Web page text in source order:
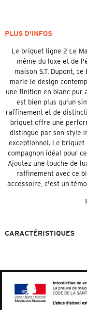
PLUS D'INFOS
Le briquet ligne 2 Le
même du luxe et de
maison S.T. Dupont,
marie le design
une finition en blanc pur
est bien plus qu'un
raffinement et de
briquet offre une
distingue par son style
exceptionnel. Le briquet
compagnon idéal pour
Ajoutez une touche de
raffinement avec ce
accessoire, c'est un
CARACTÉRISTIQUES